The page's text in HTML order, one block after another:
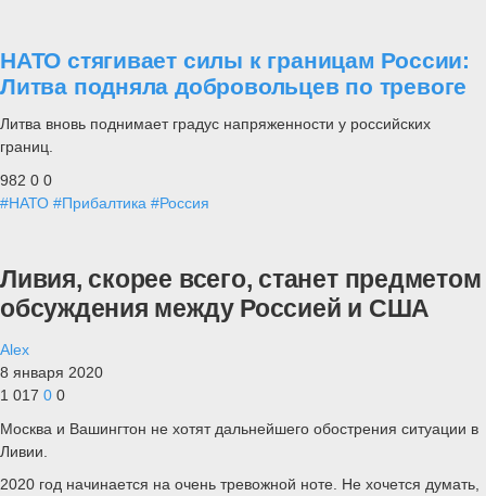
НАТО стягивает силы к границам России:
Литва подняла добровольцев по тревоге
Литва вновь поднимает градус напряженности у российских
границ.
982 0 0
#НАТО #Прибалтика #Россия
Ливия, скорее всего, станет предметом
обсуждения между Россией и США
Alex
8 января 2020
1 017 0 0
Москва и Вашингтон не хотят дальнейшего обострения ситуации в
Ливии.
2020 год начинается на очень тревожной ноте. Не хочется думать,